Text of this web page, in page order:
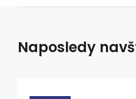
Naposledy